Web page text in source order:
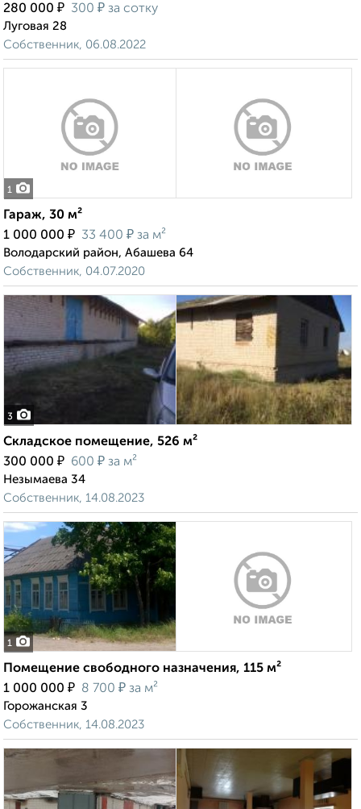
280 000 ₽ 300 ₽ за сотку
Луговая 28
Собственник, 06.08.2022
1
Гараж, 30 м²
1 000 000 ₽ 33 400 ₽ за м²
Володарский район, Абашева 64
Собственник, 04.07.2020
3
Складское помещение, 526 м²
300 000 ₽ 600 ₽ за м²
Незымаева 34
Собственник, 14.08.2023
1
Помещение свободного назначения, 115 м²
1 000 000 ₽ 8 700 ₽ за м²
Горожанская 3
Собственник, 14.08.2023